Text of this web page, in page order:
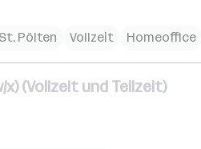
St. Pölten Vollzeit Homeoffice
x) (Vollzeit und Teilzeit)